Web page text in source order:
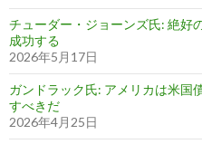
チューダー・ジョーンズ氏: 絶好
成功する
2026年5月17日
ガンドラック氏: アメリカは米国
すべきだ
2026年4月25日